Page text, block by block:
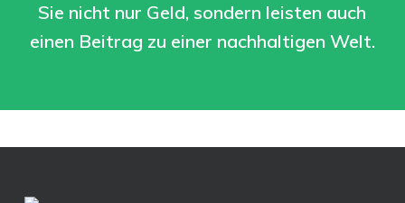
Sie nicht nur Geld, sondern leisten auch
einen Beitrag zu einer nachhaltigen Welt.